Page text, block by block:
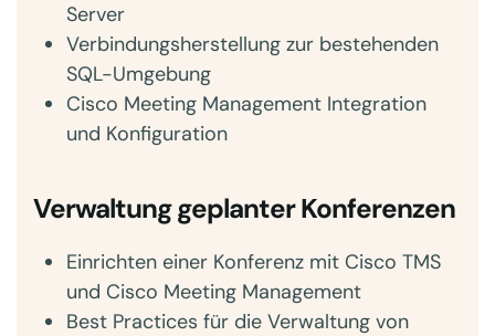
Server
Verbindungsherstellung zur bestehenden
SQL-Umgebung
Cisco Meeting Management Integration
und Konfiguration
Verwaltung geplanter Konferenzen
Einrichten einer Konferenz mit Cisco TMS
und Cisco Meeting Management
Best Practices für die Verwaltung von